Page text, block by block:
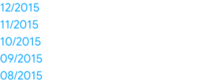
12/2015
11/2015
10/2015
09/2015
08/2015